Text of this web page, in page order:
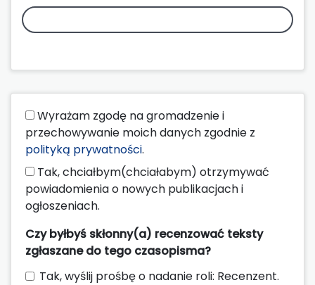
przechowywanie moich danych zgodnie z
polityką prywatności.
powiadomienia o nowych publikacjach i
ogłoszeniach.
Czy byłbyś skłonny(a) recenzować teksty
zgłaszane do tego czasopisma?
Tak, wyślij prośbę o nadanie roli: Recenzent.